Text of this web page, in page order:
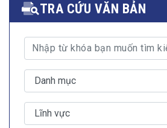
TRA CỨU VĂN BẢN